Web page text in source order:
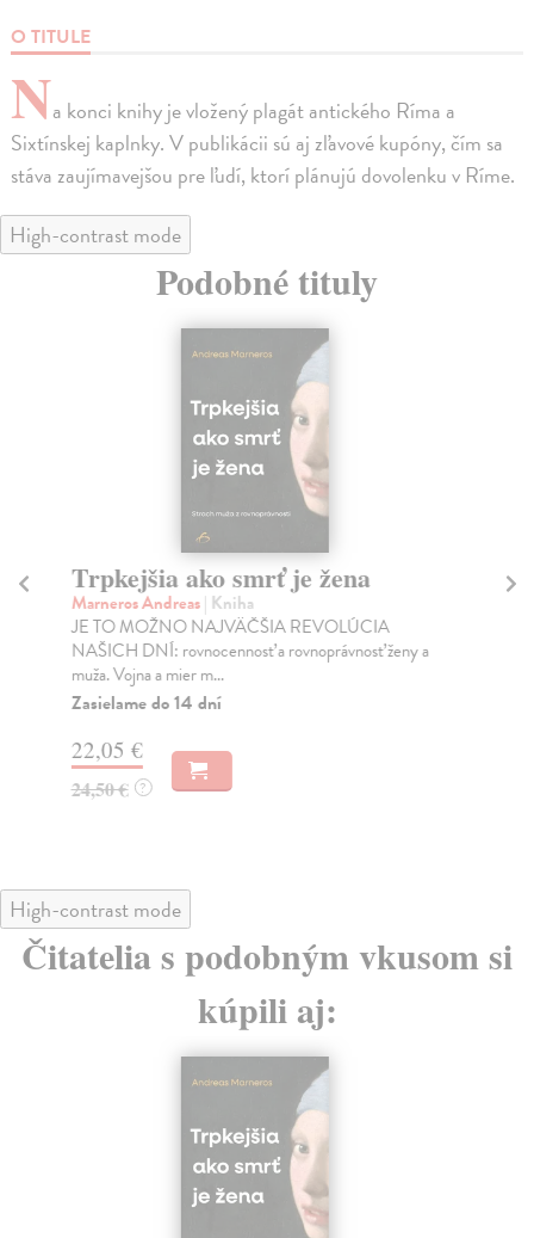
O TITULE
Na konci knihy je vložený plagát antického Ríma a
Sixtínskej kaplnky. V publikácii sú aj zľavové kupóny, čím sa
stáva zaujímavejšou pre ľudí, ktorí plánujú dovolenku v Ríme.
High-contrast mode
Podobné tituly
Trpkejšia ako smrť je žena
Marneros Andreas| Kniha
JE TO MOŽNO NAJVÄČŠIA REVOLÚCIA
NAŠICH DNÍ: rovnocennosť a rovnoprávnosť ženy a
muža. Vojna a mier m...
Zasielame do 14 dní
22,05 €
24,50 € ?
High-contrast mode
Čitatelia s podobným vkusom si
kúpili aj: